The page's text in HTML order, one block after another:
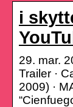
i
29. mar.
Trailer ·
2009) ·